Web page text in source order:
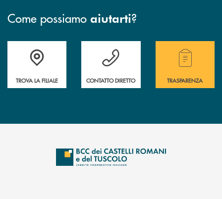
Come possiamo aiutarti?
Accedi all' elenco completo delle filiali della Bcc.
TROVA LA FILIALE
Hai bisogno di assistenza immediata?
CONTATTO DIRETTO
Hai bisogno di
TRASPARENZA